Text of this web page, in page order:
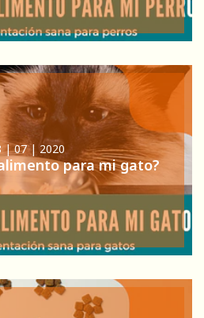
| 07 | 2020
para mi gato?